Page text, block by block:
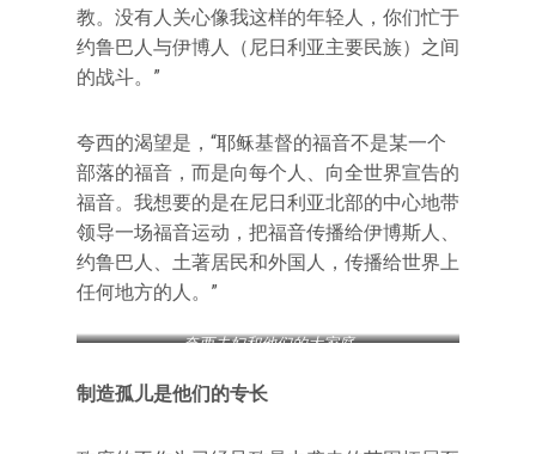
教。没有人关心像我这样的年轻人，你们忙于
约鲁巴人与伊博人（尼日利亚主要民族）之间
的战斗。”
夸西的渴望是，“耶稣基督的福音不是某一个
部落的福音，而是向每个人、向全世界宣告的
福音。我想要的是在尼日利亚北部的中心地带
领导一场福音运动，把福音传播给伊博斯人、
约鲁巴人、土著居民和外国人，传播给世界上
任何地方的人。”
夸西夫妇和他们的大家庭
制造孤儿是他们的专长